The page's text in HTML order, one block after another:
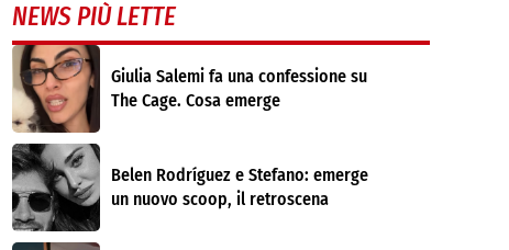
NEWS PIÙ LETTE
Giulia Salemi fa una confessione su
The Cage. Cosa emerge
Belen Rodríguez e Stefano: emerge
un nuovo scoop, il retroscena